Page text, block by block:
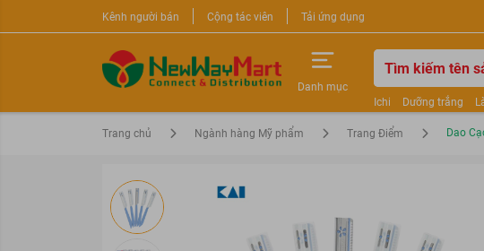
Kênh người bán Cộng tác viên Tải ứng dụng
Danh mục
Ichi Dưỡng trắng
Sữa rửa mặt
Kem
Trang chủ Ngành hàng Mỹ phẩm Trang Điểm Dao